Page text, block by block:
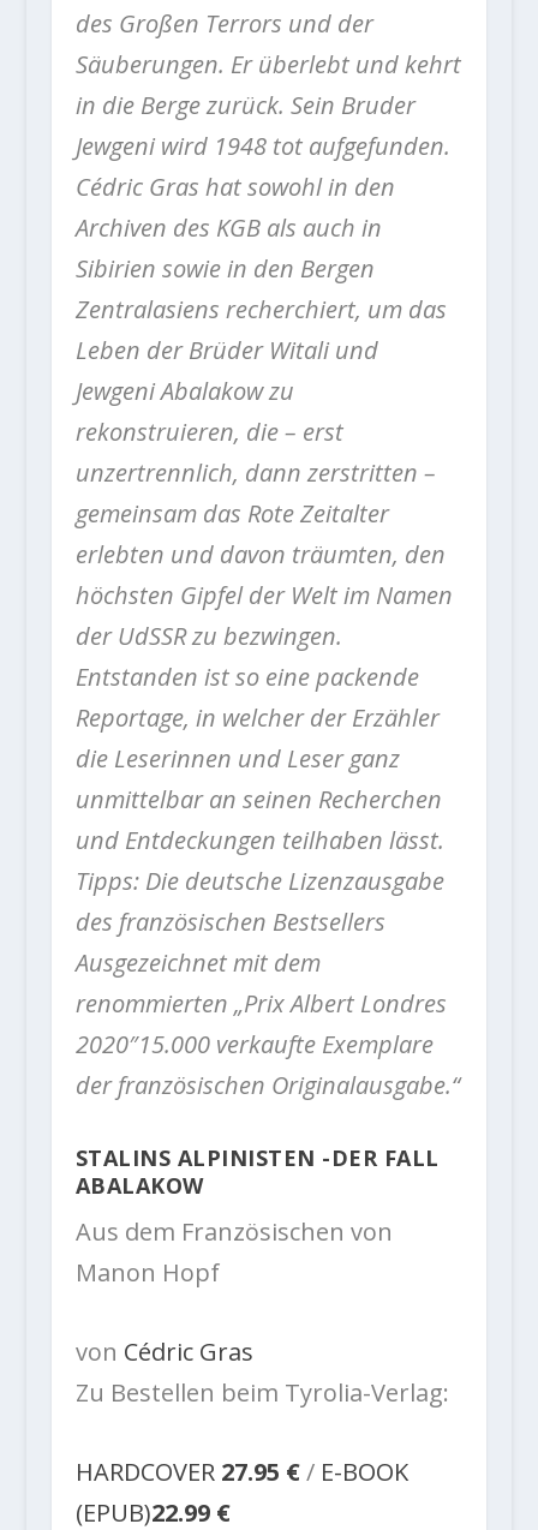
des Großen Terrors und der
Säuberungen. Er überlebt und kehrt
in die Berge zurück. Sein Bruder
Jewgeni wird 1948 tot aufgefunden.
Cédric Gras hat sowohl in den
Archiven des KGB als auch in
Sibirien sowie in den Bergen
Zentralasiens recherchiert, um das
Leben der Brüder Witali und
Jewgeni Abalakow zu
rekonstruieren, die – erst
unzertrennlich, dann zerstritten –
gemeinsam das Rote Zeitalter
erlebten und davon träumten, den
höchsten Gipfel der Welt im Namen
der UdSSR zu bezwingen.
Entstanden ist so eine packende
Reportage, in welcher der Erzähler
die Leserinnen und Leser ganz
unmittelbar an seinen Recherchen
und Entdeckungen teilhaben lässt.
Tipps: Die deutsche Lizenzausgabe
des französischen Bestsellers
Ausgezeichnet mit dem
renommierten „Prix Albert Londres
2020″15.000 verkaufte Exemplare
der französischen Originalausgabe.“
STALINS ALPINISTEN -DER FALL
ABALAKOW
Aus dem Französischen von
Manon Hopf
von Cédric Gras
Zu Bestellen beim Tyrolia-Verlag:
HARDCOVER 27.95 €/ E-BOOK
(EPUB)22.99 €